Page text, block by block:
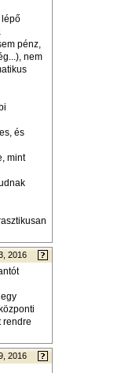
lépő
pénz,
nem
és
mint
2016
rendre
2016